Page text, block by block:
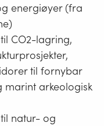
energiøyer (fra
CO2-lagring,
til fornybar
marint arkeologisk
natur- og